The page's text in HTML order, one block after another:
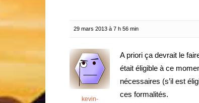
29 mars 2013 à 7 h 56 min
kevin-
A priori ça devrait le
était éligible à ce
nécessaires (s’il est
ces formalités.